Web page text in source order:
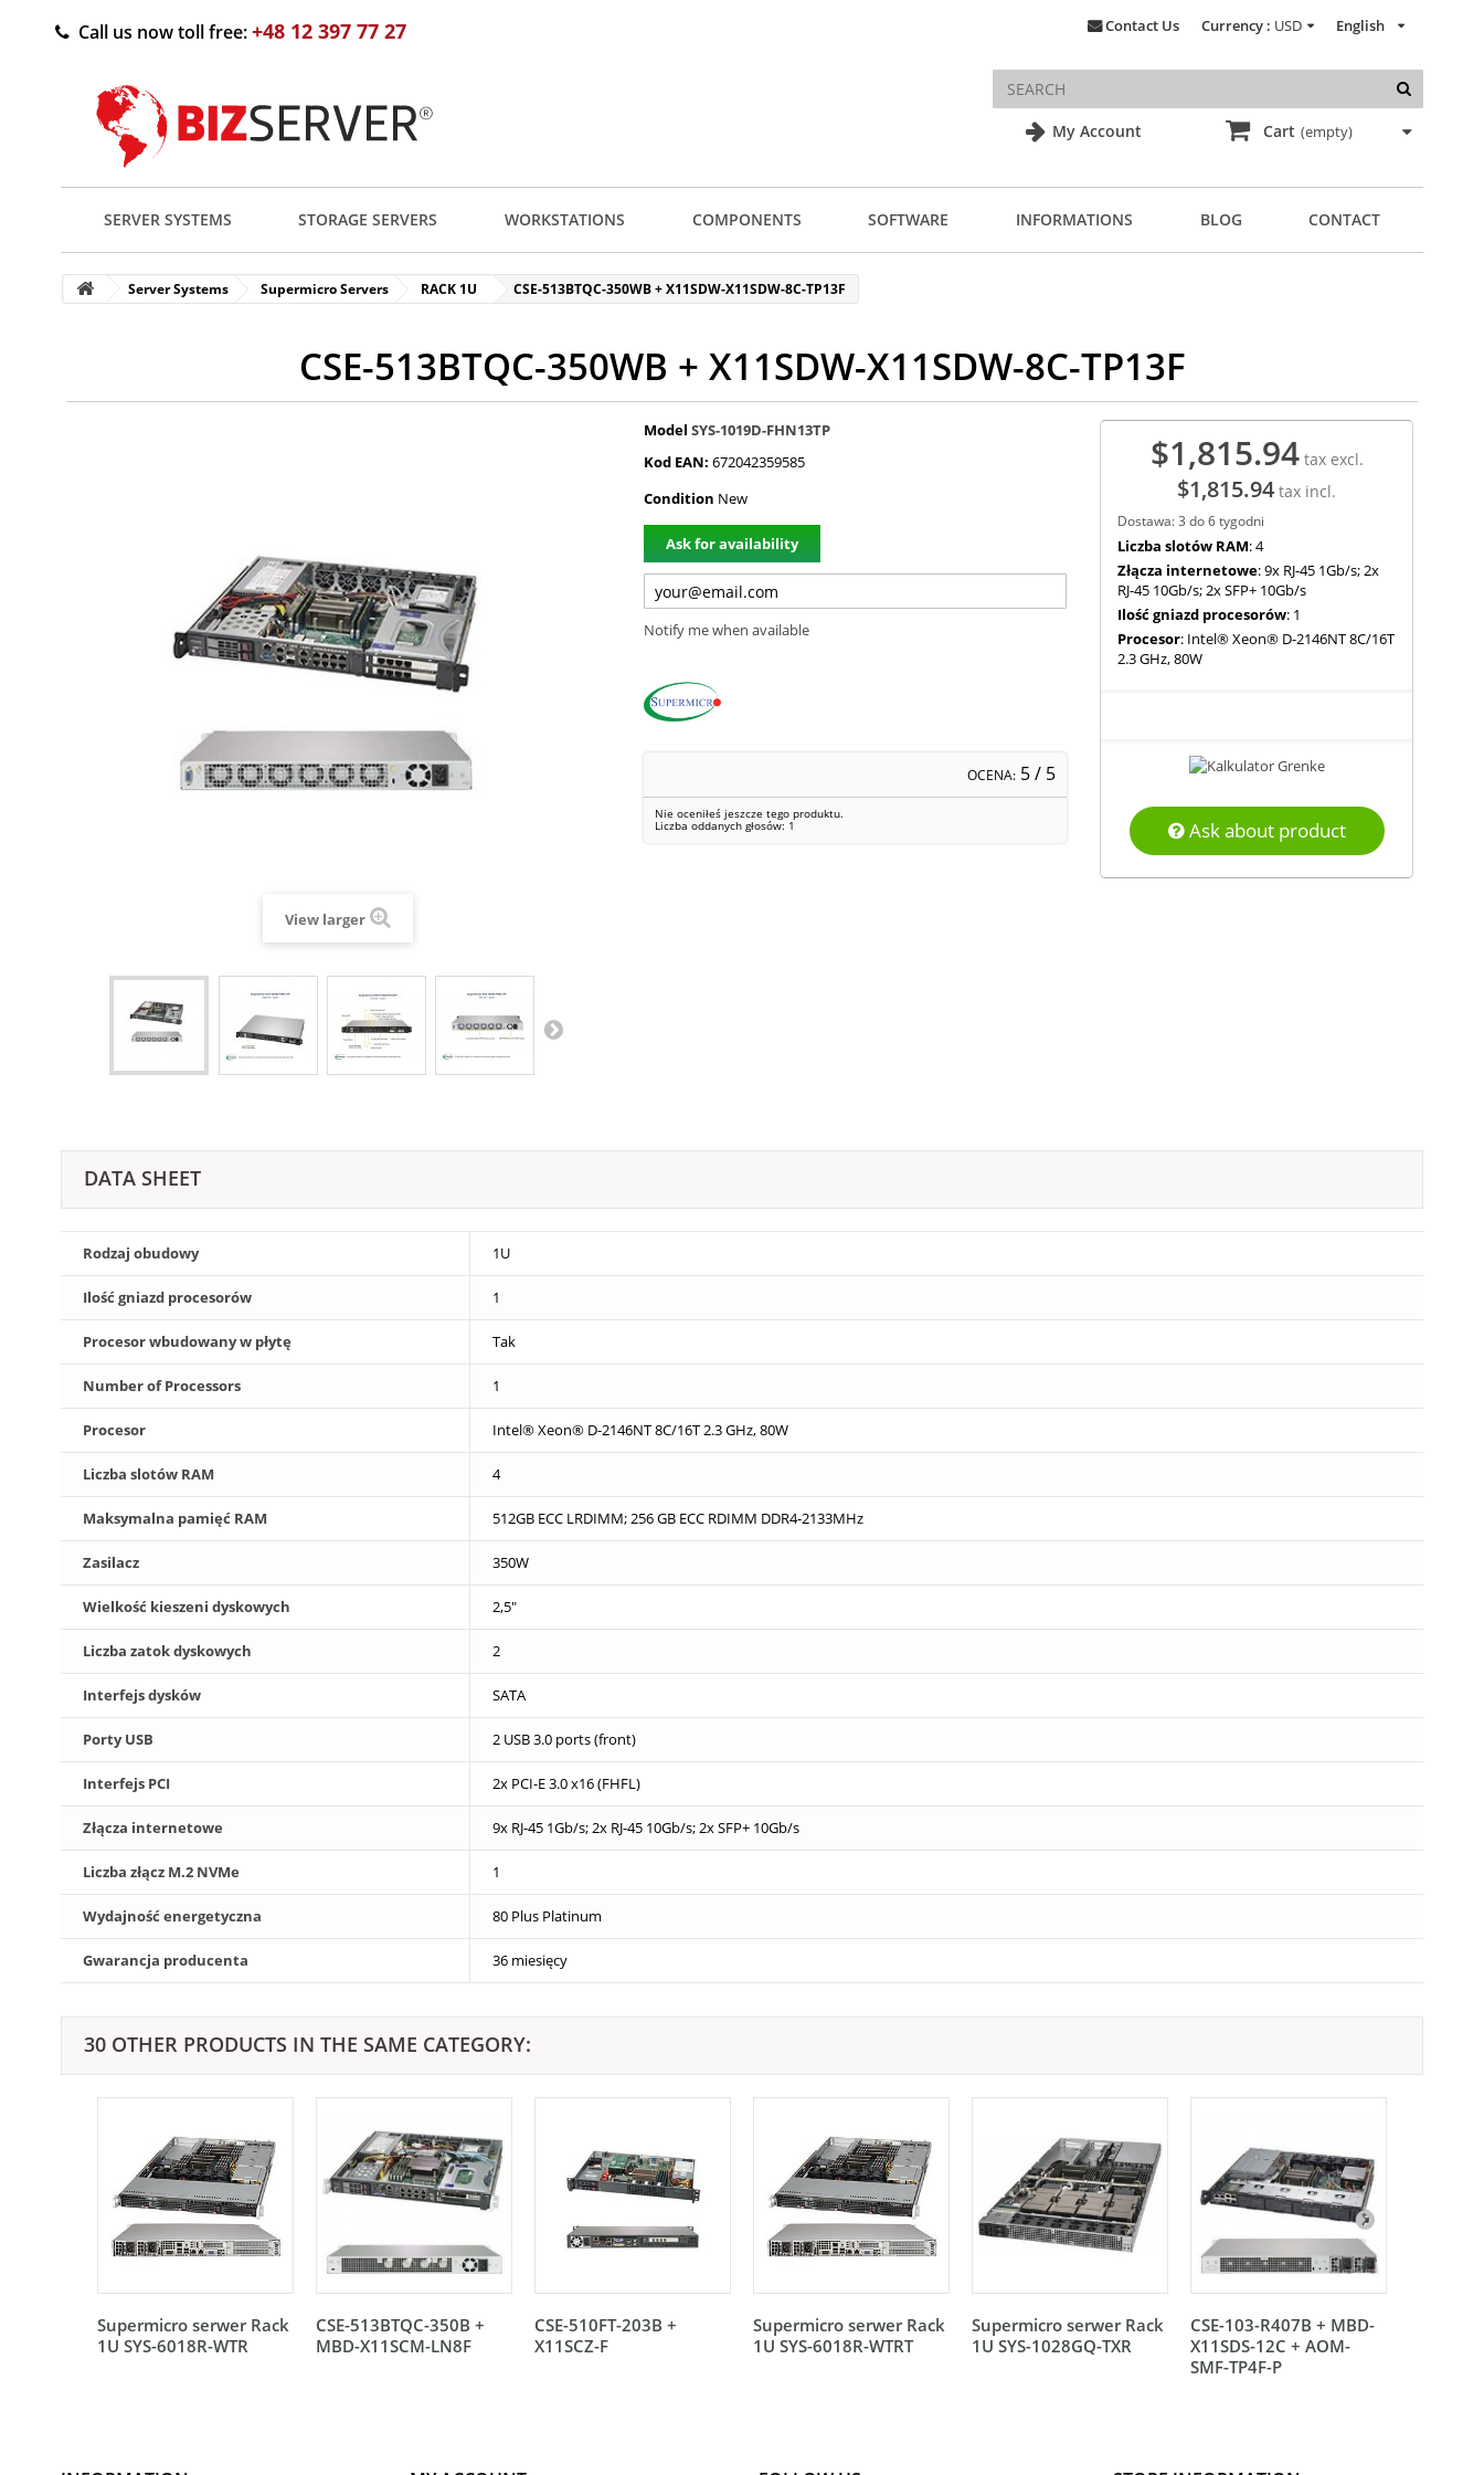
My Account
English
Currency : USD
Contact Us
Call us now toll free:+48 12 397 77 27
Cart (empty)
SERVER SYSTEMS STORAGE SERVERS WORKSTATIONS COMPONENTS SOFTWARE INFORMATIONS BLOG CONTACT
Server Systems Supermicro Servers RACK 1U CSE-513BTQC-350WB + X11SDW-X11SDW-8C-TP13F
CSE-513BTQC-350WB + X11SDW-X11SDW-8C-TP13F
View larger
Model SYS-1019D-FHN13TP
Kod EAN: 672042359585
Condition New
Ask for availability
Notify me when available
OCENA: 5/ 5
Nie oceniłeś jeszcze tego produktu.
Liczba oddanych głosów: 1
$1,815.94tax excl.
$1,815.94 tax incl.
Dostawa: 3 do 6 tygodni
Liczba slotów RAM: 4
Złącza internetowe: 9x RJ-45 1Gb/s; 2x
RJ-45 10Gb/s; 2x SFP+ 10Gb/s
Ilość gniazd procesorów: 1
Procesor: Intel® Xeon® D-2146NT 8C/16T
2.3 GHz, 80W
Ask about product
DATA SHEET
Rodzaj obudowy 1U
Ilość gniazd procesorów 1
Procesor wbudowany w płytę Tak
Number of Processors 1
Procesor Intel® Xeon® D-2146NT 8C/16T 2.3 GHz, 80W
Liczba slotów RAM 4
Maksymalna pamięć RAM 512GB ECC LRDIMM; 256 GB ECC RDIMM DDR4-2133MHz
Zasilacz 350W
Wielkość kieszeni dyskowych 2,5"
Liczba zatok dyskowych 2
Interfejs dysków SATA
Porty USB 2 USB 3.0 ports (front)
Interfejs PCI 2x PCI-E 3.0 x16 (FHFL)
Złącza internetowe 9x RJ-45 1Gb/s; 2x RJ-45 10Gb/s; 2x SFP+ 10Gb/s
Liczba złącz M.2 NVMe 1
Wydajność energetyczna 80 Plus Platinum
Gwarancja producenta 36 miesięcy
30 OTHER PRODUCTS IN THE SAME CATEGORY:
Supermicro serwer Rack
1U SYS-6018R-WTR
CSE-513BTQC-350B +
MBD-X11SCM-LN8F
CSE-510FT-203B +
X11SCZ-F
Supermicro serwer Rack
1U SYS-6018R-WTRT
Supermicro serwer Rack
1U SYS-1028GQ-TXR
CSE-103-R407B + MBD-
X11SDS-12C + AOM-
SMF-TP4F-P